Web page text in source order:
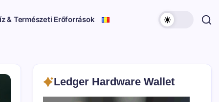
& Természeti Erőforrások
Ledger Hardware Wallet